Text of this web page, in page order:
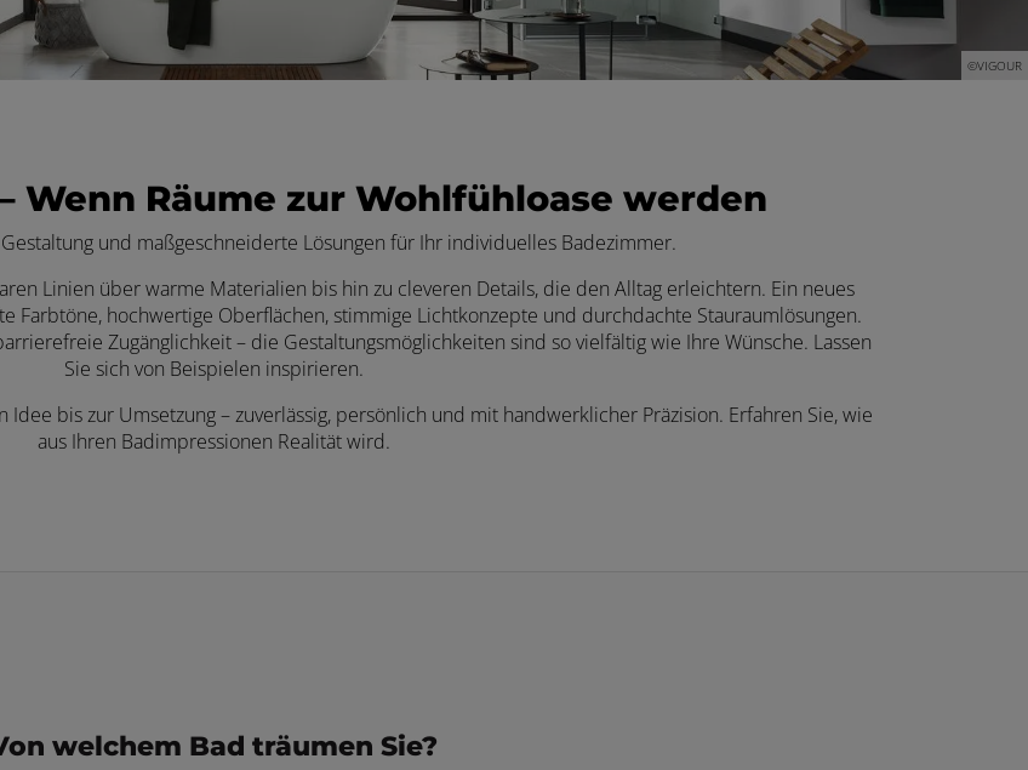
©VIGOUR
Wenn Räume zur Wohlfühloase werden
und maßgeschneiderte Lösungen für Ihr individuelles Badezimmer.
Linien über warme Materialien bis hin zu cleveren Details, die den Alltag erleichtern. Ein neues
Farbtöne, hochwertige Oberflächen, stimmige Lichtkonzepte und durchdachte Stauraumlösungen.
Zugänglichkeit – die Gestaltungsmöglichkeiten sind so vielfältig wie Ihre Wünsche. Lassen
Sie sich von Beispielen inspirieren.
bis zur Umsetzung – zuverlässig, persönlich und mit handwerklicher Präzision. Erfahren Sie, wie
aus Ihren Badimpressionen Realität wird.
welchem Bad träumen Sie?